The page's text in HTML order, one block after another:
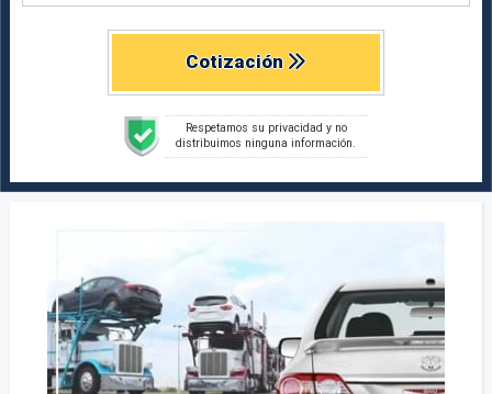
Cotización
Respetamos su privacidad y no
distribuimos ninguna información.